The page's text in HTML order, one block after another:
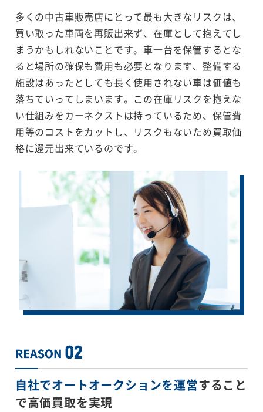
多くの中古車販売店にとって最も大きなリスクは、
買い取った車両を再販出来ず、在庫として抱えてし
まうかもしれないことです。車一台を保管するとな
ると場所の確保も費用も必要となります、整備する
施設はあったとしても長く使用されない車は価値も
落ちていってしまいます。この在庫リスクを抱えな
い仕組みをカーネクストは持っているため、保管費
用等のコストをカットし、リスクもないため買取価
格に還元出来ているのです。
自社でオートオークションを運営すること
で高価買取を実現